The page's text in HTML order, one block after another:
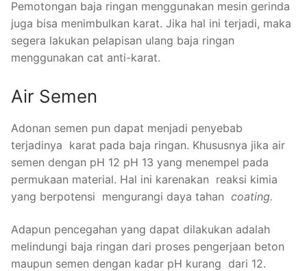
Pemotongan baja ringan menggunakan mesin gerinda
juga bisa menimbulkan karat. Jika hal ini terjadi, maka
segera lakukan pelapisan ulang baja ringan
menggunakan cat anti-karat.
Air Semen
Adonan semen pun dapat menjadi penyebab
terjadinya karat pada baja ringan. Khususnya jika air
semen dengan pH 12 pH 13 yang menempel pada
permukaan material. Hal ini karenakan reaksi kimia
yang berpotensi mengurangi daya tahan coating.
Adapun pencegahan yang dapat dilakukan adalah
melindungi baja ringan dari proses pengerjaan beton
maupun semen dengan kadar pH kurang dari 12.